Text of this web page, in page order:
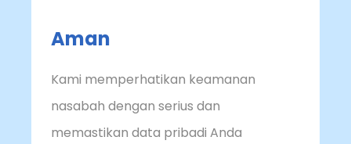
Aman
Kami memperhatikan keamanan
nasabah dengan serius dan
memastikan data pribadi Anda